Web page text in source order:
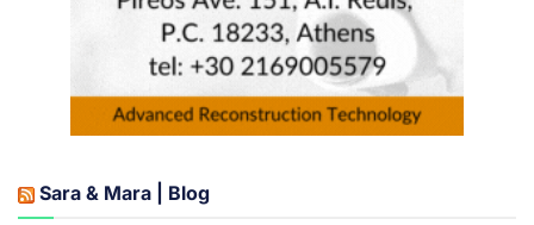
Sara & Mara | Blog